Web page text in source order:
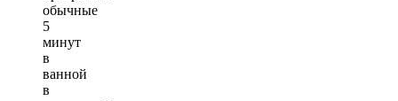
обычные
5
минут
в
ванной
в